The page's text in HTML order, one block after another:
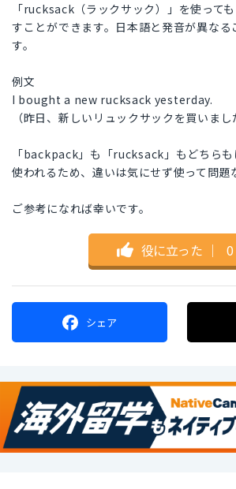
「rucksack（ラックサック）」を使って
すことができます。日本語と発音が異なる
す。
例文
I bought a new rucksack yesterday.
（昨日、新しいリュックサックを買いまし
「backpack」も「rucksack」もどちら
使われるため、違いは気にせず使って問題
ご参考になれば幸いです。
役に立った ｜ 0
シェア